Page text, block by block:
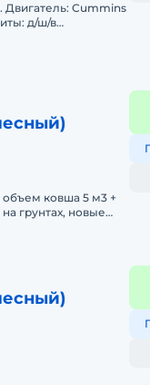
Двигатель: Cummins
д/ш/в
объем ковша 5 м3 +
грунтах, новые